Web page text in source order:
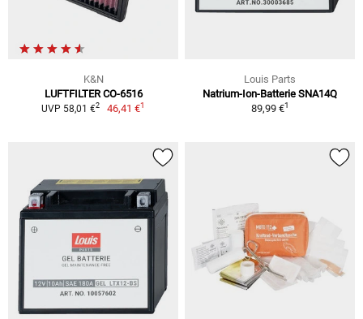
K&N
LUFTFILTER CO-6516
UVP 58,01 €2 46,41 €1
Louis Parts
Natrium-Ion-Batterie SNA14Q
89,99 €1